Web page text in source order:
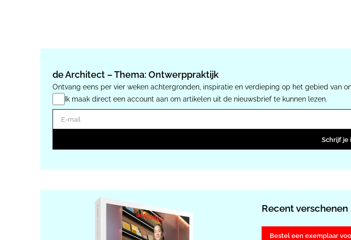
de Architect – Thema: Ontwerppraktijk
Ontvang eens per vier weken achtergronden, inspiratie en verdieping op het gebied van
Ik maak direct een account aan om artikelen uit de nieuwsbrief te kunnen lezen.
E-mail
Schrijf je
Recent verschenen
Bestel een exemplaar